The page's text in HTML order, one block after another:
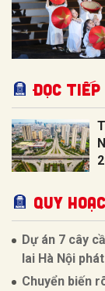
Đọc tiếp
QUY
Dự án 7 cây
lai Hà Nội
Chuyển biến